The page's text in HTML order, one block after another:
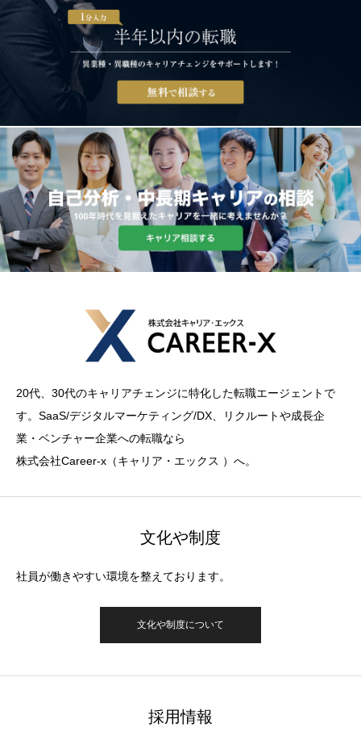
20代、30代のキャリアチェンジに特化した転職エージェントで
す。SaaS/デジタルマーケティング/DX、リクルートや成長企
業・ベンチャー企業への転職なら
株式会社Career-x（キャリア・エックス ）へ。
文化や制度
社員が働きやすい環境を整えております。
文化や制度について
採用情報